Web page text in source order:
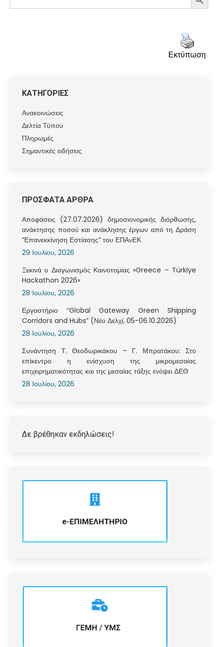
Εκτύπωση
ΚΑΤΗΓΟΡΙΕΣ
Ανακοινώσεις
Δελτία Τύπου
Πληρωμές
Σημαντικές ειδήσεις
ΠΡΟΣΦΑΤΑ ΑΡΘΡΑ
Αποφάσεις (27.07.2026) δημοσιονομικής διόρθωσης,
ανάκτησης ποσού και ανάκλησης έργων από τη Δράση
“Επανεκκίνηση Εστίασης” του ΕΠΑνΕΚ
29 Ιουλίου, 2026
Ξεκινά ο Διαγωνισμός Καινοτομίας «Greece – Türkiye
Hackathon 2026»
28 Ιουλίου, 2026
Εργαστήριο “Global Gateway Green Shipping
Corridors and Hubs” (Νέο Δελχί, 05-06.10.2026)
28 Ιουλίου, 2026
Συνάντηση Τ. Θεοδωρικάκου – Γ. Μπρατάκου: Στο
επίκεντρο η ενίσχυση της μικρομεσαίας
επιχειρηματικότητας και της μεσαίας τάξης ενόψει ΔΕΘ
28 Ιουλίου, 2026
Δε βρέθηκαν εκδηλώσεις!